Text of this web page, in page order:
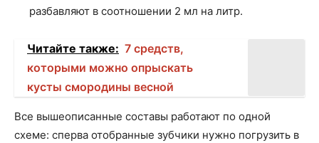
разбавляют в соотношении 2 мл на литр.
Читайте также: 7 средств,
которыми можно опрыскать
кусты смородины весной
Все вышеописанные составы работают по одной
схеме: сперва отобранные зубчики нужно погрузить в